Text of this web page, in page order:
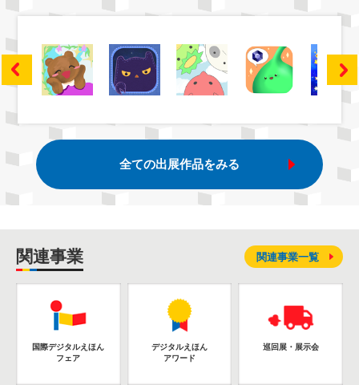
全ての出展作品をみる
関連事業
国際デジタルえほん
フェア
デジタルえほん
アワード
巡回展・展示会
関連事業一覧